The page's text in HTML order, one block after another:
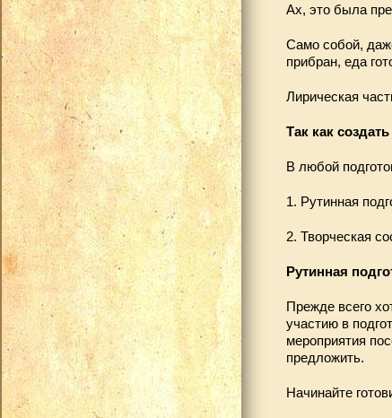
Ах, это была
Само собой,
прибран, еда
Лирическая
Так как
В любой
1. Рутинная
2. Творческая
Рутинная
Прежде всего
участию в
мероприятия
предложить.
Начинайте